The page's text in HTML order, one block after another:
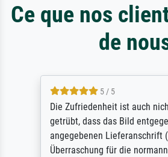
Ce que nos
de
5 / 5
Die Zufriedenheit ist auch
getrübt, dass das Bild
angegebenen Lieferanschrift
Überraschung für die